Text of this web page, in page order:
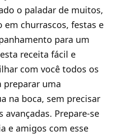
o paladar de muitos,
churrascos, festas e
para um
receita fácil e
com você todos os
preparar uma
na boca, sem precisar
Prepare-se
e amigos com esse